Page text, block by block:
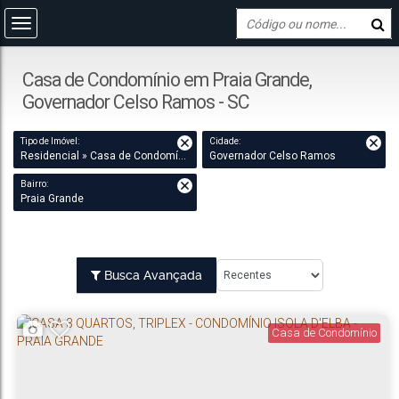
Casa de Condomínio em Praia Grande,
Governador Celso Ramos - SC
Tipo de Imóvel:
Residencial » Casa de Condomínio
Cidade:
Governador Celso Ramos
Bairro:
Praia Grande
Busca Avançada
Casa de Condomínio